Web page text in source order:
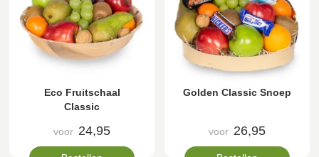
Eco Fruitschaal
Classic
voor 24,95
Golden Classic Snoep
voor 26,95